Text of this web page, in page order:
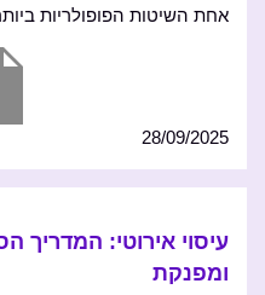
אחת השיטות הפופולריות
28/09/2025
עיסוי אירוטי: המדריך
ומפנקת